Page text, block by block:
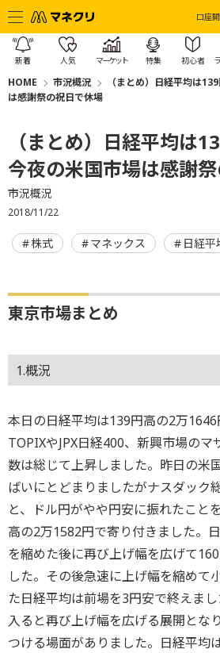
口座
新着 人気 マーケット 特集 初心者
HOME 市況概況
（まとめ）日経平均は
は感謝祭の祝日で休場
（まとめ）日経平均は
今夜の米国市場は感謝
市況概況
2018/11/22
株式 マネックス 日経平
東京市場まとめ
1.概況
本日の日経平均は139円高の2万1646
TOPIXやJPX日経400、新興市場のマ
数は総じて上昇しました。昨日の米
ばいにとどまりましたがナスダック
と、ドル円がやや円安に振れたこと
高の2万1582円で寄り付きました。
を縮めた後に再び上げ幅を広げて
した。その後急速に上げ幅を縮めて
た日経平均は前場を3円安で終えま
入ると再び上げ幅を広げる展開とな
つける場面がありました。日経平均